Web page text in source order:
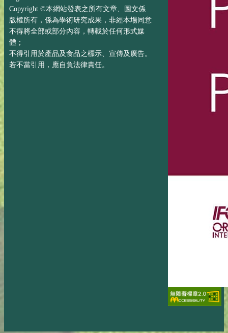
Copyright ©本網站發表之所有文章、圖文係
版權所有，係為學術研究成果，非經本場同意
不得將全部或部分內容，轉載於任何形式媒
體；
不得引用於產品及食品之標示、宣傳及廣告。
若不當引用，應自負法律責任。